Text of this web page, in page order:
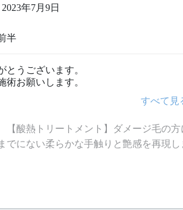
2023年7月9日
半
とうございます。
術お願いします。
すべて見
でにない柔らかな手触りと艶感を再現し